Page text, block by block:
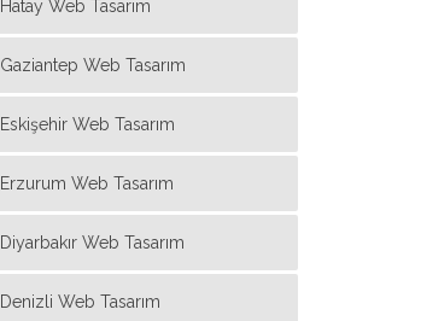
Hatay Web Tasarım
Gaziantep Web Tasarım
Eskişehir Web Tasarım
Erzurum Web Tasarım
Diyarbakır Web Tasarım
Denizli Web Tasarım